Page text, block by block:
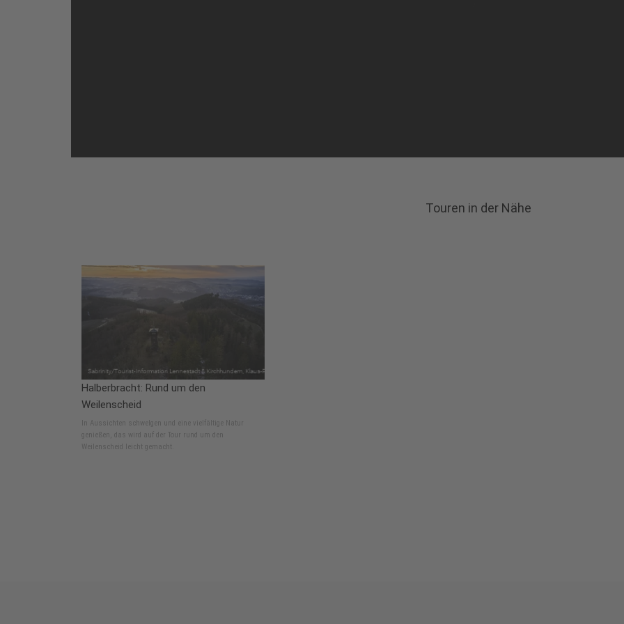
Touren in der Nähe
Halberbracht: Rund um den
Weilenscheid
In Aussichten schwelgen und eine vielfältige Natur
genießen, das wird auf der Tour rund um den
Weilenscheid leicht gemacht.